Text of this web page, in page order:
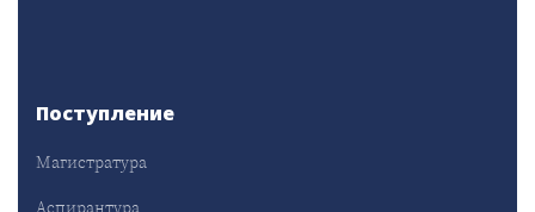
Поступление
Магистратура
Аспирантура